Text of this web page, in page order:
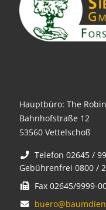
Hauptbüro: The
Bahnhofstraße 12
53560 Vettelschoß
Telefon 02645 /
Gebührenfrei 0800 /
Fax 02645/9999-